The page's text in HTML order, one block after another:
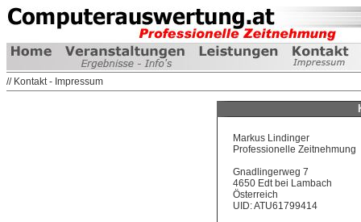
// Kontakt - Impressum
Markus Lindinger
Professionelle Zeitnehmung
Gnadlingerweg 7
4650 Edt bei Lambach
Österreich
UID: ATU61799414